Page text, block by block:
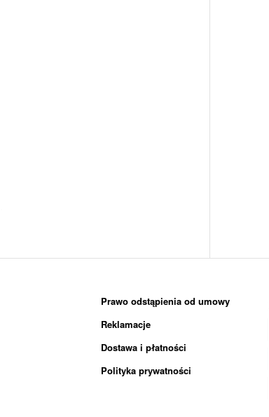
Prawo odstąpienia od umowy
Reklamacje
Dostawa i płatności
Polityka prywatności